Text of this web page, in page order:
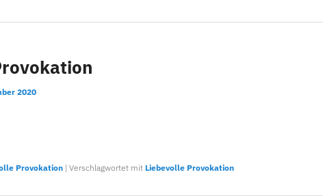
2020
Provokation |Verschlagwortet mit Liebevolle Provokation